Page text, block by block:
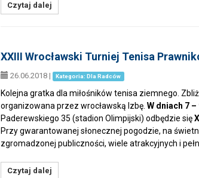
Czytaj dalej
XXIII Wrocławski Turniej Tenisa
26.06.2018 | Kategoria: Dla Radców
Kolejna gratka dla miłośników tenisa ziemnego.
organizowana przez wrocławską Izbę. W dniach 7
Paderewskiego 35 (stadion Olimpijski) odbędzie się
Przy gwarantowanej słonecznej pogodzie, na
zgromadzonej publiczności, wiele atrakcyjnych i
Czytaj dalej